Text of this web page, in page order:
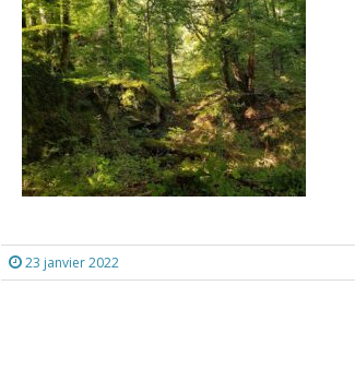
23 janvier 2022